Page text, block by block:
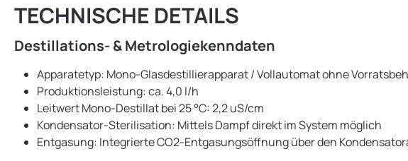
TECHNISCHE DETAILS
Destillations- & Metrologiekenndaten
Apparatetyp: Mono-Glasdestillierapparat / Vollautomat ohne
Produktionsleistung: ca. 4,0 l/h
Leitwert Mono-Destillat bei 25 °C: 2,2 uS/cm
Kondensator-Sterilisation: Mittels Dampf direkt im System möglich
Entgasung: Integrierte CO2-Entgasungsöffnung über den